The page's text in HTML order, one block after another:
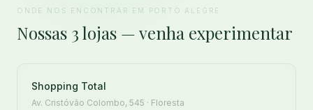
ONDE NOS ENCONTRAR EM PORTO ALEGRE
Nossas 3 lojas — venha experimentar
Shopping Total
Av. Cristóvão Colombo, 545 · Floresta